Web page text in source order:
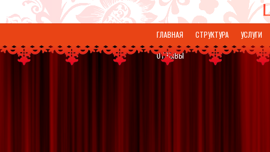
ГЛАВНАЯ СТРУКТУРА УСЛУГИ
ОТЗЫВЫ